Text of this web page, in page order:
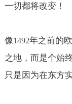
一切都将改变！
像1492年之前的
之地，而是个始
只是因为在东方